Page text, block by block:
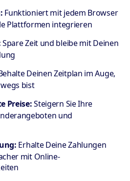
Funktioniert mit jedem Browser
Plattformen integrieren
Spare Zeit und bleibe mit Deinen
Deinen Zeitplan im Auge,
bist
Preise:Steigern Sie Ihre
und
Erhalte Deine Zahlungen
mit Online-